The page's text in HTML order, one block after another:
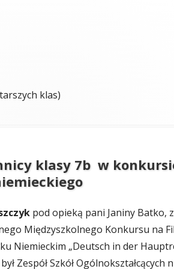
klas)
klasy 7b w
pod opieką pani Janiny Batko,
Międzyszkolnego Konkursu na
Niemieckim „Deutsch in der
Zespół Szkół Ogólnokształcących